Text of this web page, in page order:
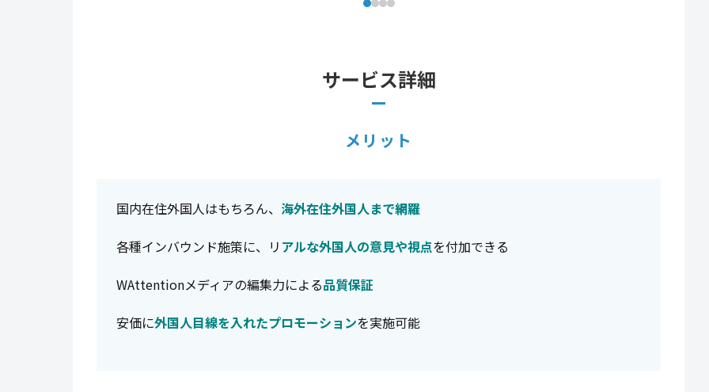
サービス詳細
メリット
国内在住外国人はもちろん、 海外在住外国人まで網羅
各種インバウンド施策に、リ アルな外国人の意見や視点を付加できる
WAttentionメディアの編集力による品質保証
安価に外国人目線を入れたプロモーションを実施可能